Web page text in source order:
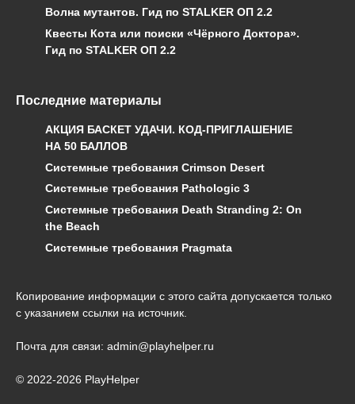
Волна мутантов. Гид по STALKER ОП 2.2
Квесты Кота или поиски «Чёрного Доктора».
Гид по STALKER ОП 2.2
Последние материалы
АКЦИЯ БАСКЕТ УДАЧИ. КОД-ПРИГЛАШЕНИЕ
НА 50 БАЛЛОВ
Системные требования Crimson Desert
Системные требования Pathologic 3
Системные требования Death Stranding 2: On
the Beach
Системные требования Pragmata
Копирование информации с этого сайта допускается только
с указанием ссылки на источник.
Почта для связи: admin@playhelper.ru
© 2022-2026 PlayHelper